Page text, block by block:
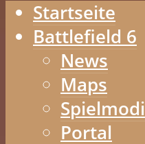
Startseite
Battlefield 6
News
Maps
Spielmodi
Portal